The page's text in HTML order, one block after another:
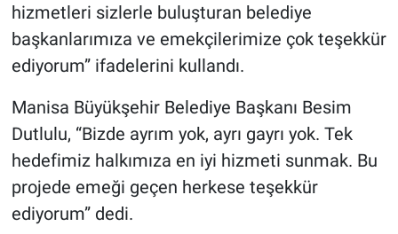
hizmetleri sizlerle buluşturan belediye
başkanlarımıza ve emekçilerimize çok teşekkür
ediyorum” ifadelerini kullandı.
Manisa Büyükşehir Belediye Başkanı Besim
Dutlulu, “Bizde ayrım yok, ayrı gayrı yok. Tek
hedefimiz halkımıza en iyi hizmeti sunmak. Bu
projede emeği geçen herkese teşekkür
ediyorum” dedi.